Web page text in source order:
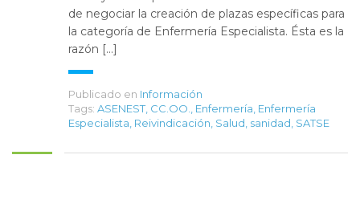
de negociar la creación de plazas específicas para
la categoría de Enfermería Especialista. Ésta es la
razón [...]
Publicado en Información
Tags: ASENEST CC.OO. Enfermería Enfermería
Especialista Reivindicación Salud sanidad SATSE